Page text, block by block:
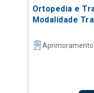
Ortopedia e
Modalidade
Aprimoramento